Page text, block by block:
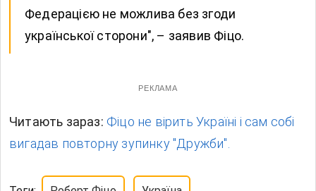
Федерацією не можлива без згоди
української сторони", – заявив Фіцо.
РЕКЛАМА
Читають зараз: Фіцо не вірить Україні і сам собі
вигадав повторну зупинку "Дружби".